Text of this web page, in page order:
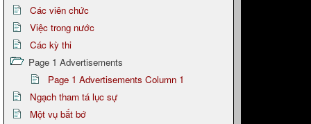
Các viên chức
Việc trong nước
Các kỳ thi
Page 1 Advertisements
Page 1 Advertisements Column 1
Ngạch tham tá lục sự
Một vụ bắt bớ